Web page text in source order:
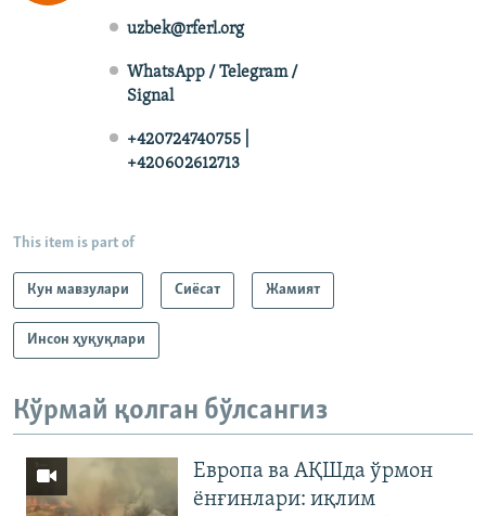
uzbek@rferl.org
WhatsApp / Telegram /
Signal
+420724740755 |
+420602612713
This item is part of
Кун мавзулари Сиёсат Жамият
Инсон ҳуқуқлари
Кўрмай қолган бўлсангиз
Европа ва АҚШда ўрмон
ёнғинлари: иқлим